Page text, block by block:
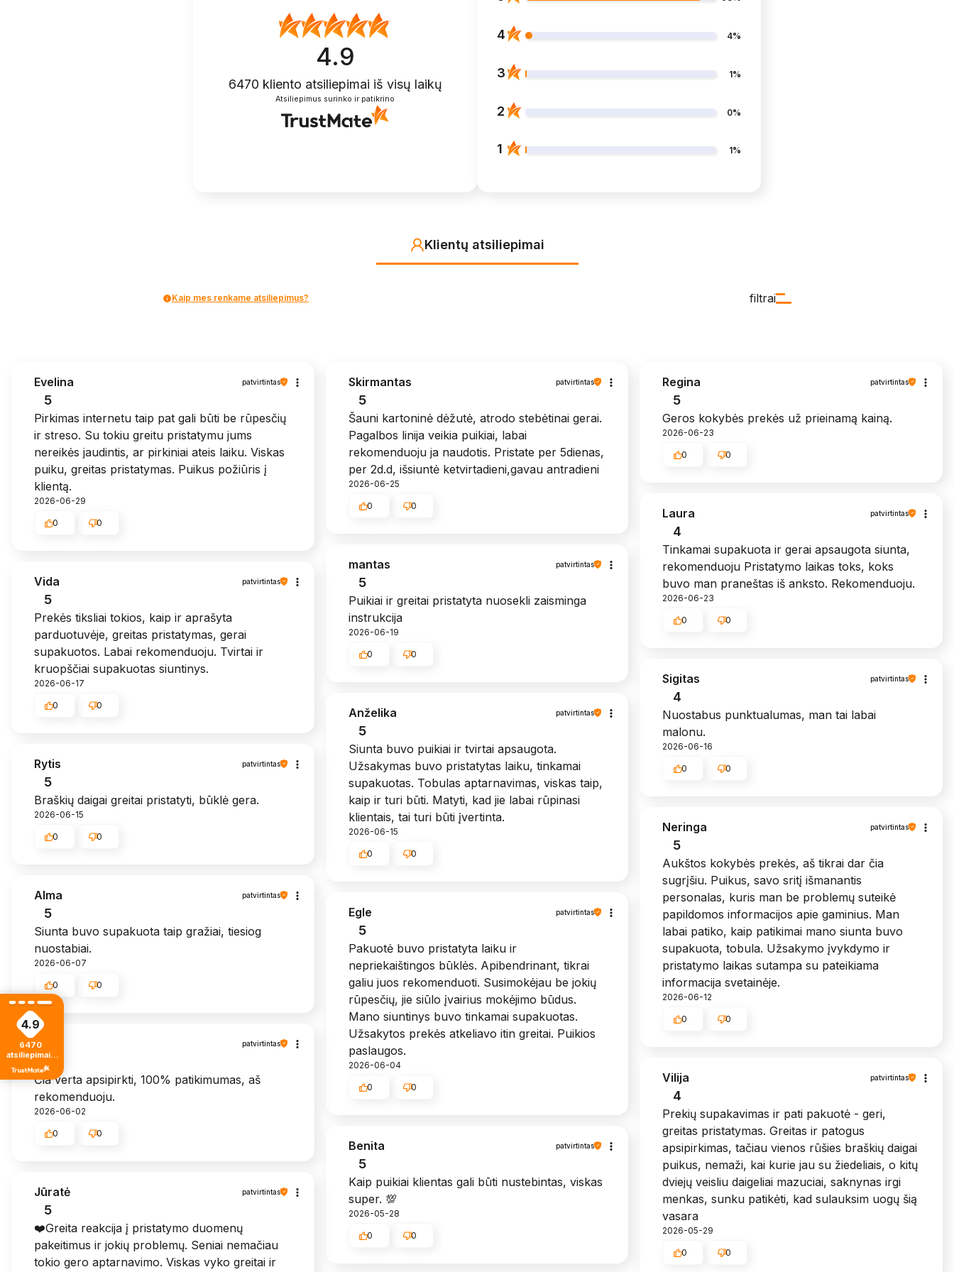
4.9
6470 kliento atsiliepimai iš visų laikų
Atsiliepimus surinko ir patikrino
4 4%
3 1%
2 0%
1 1%
Klientų atsiliepimai
filtrai
Kaip mes renkame atsiliepimus?
Evelina patvirtintas
5
Pirkimas internetu taip pat gali būti be rūpesčių
ir streso. Su tokiu greitu pristatymu jums
nereikės jaudintis, ar pirkiniai ateis laiku. Viskas
puiku, greitas pristatymas. Puikus požiūris į
klientą.
2026-06-29
0 0
Skirmantas patvirtintas
5
Šauni kartoninė dėžutė, atrodo stebėtinai gerai.
Pagalbos linija veikia puikiai, labai
rekomenduoju ja naudotis. Pristate per 5dienas,
per 2d.d, išsiuntė ketvirtadieni,gavau antradieni
2026-06-25
0 0
Regina patvirtintas
5
Geros kokybės prekės už prieinamą kainą.
2026-06-23
0 0
Laura patvirtintas
4
Tinkamai supakuota ir gerai apsaugota siunta,
rekomenduoju Pristatymo laikas toks, koks
buvo man praneštas iš anksto. Rekomenduoju.
2026-06-23
0 0
mantas patvirtintas
5
Puikiai ir greitai pristatyta nuosekli zaisminga
instrukcija
2026-06-19
0 0
Vida patvirtintas
5
Prekės tiksliai tokios, kaip ir aprašyta
parduotuvėje, greitas pristatymas, gerai
supakuotos. Labai rekomenduoju. Tvirtai ir
kruopščiai supakuotas siuntinys.
2026-06-17
0 0
Sigitas patvirtintas
4
Nuostabus punktualumas, man tai labai
malonu.
2026-06-16
0 0
Anželika patvirtintas
5
Siunta buvo puikiai ir tvirtai apsaugota.
Užsakymas buvo pristatytas laiku, tinkamai
supakuotas. Tobulas aptarnavimas, viskas taip,
kaip ir turi būti. Matyti, kad jie labai rūpinasi
klientais, tai turi būti įvertinta.
2026-06-15
0 0
Rytis patvirtintas
5
Braškių daigai greitai pristatyti, būklė gera.
2026-06-15
0 0
Neringa patvirtintas
5
Aukštos kokybės prekės, aš tikrai dar čia
sugrįšiu. Puikus, savo sritį išmanantis
personalas, kuris man be problemų suteikė
papildomos informacijos apie gaminius. Man
labai patiko, kaip patikimai mano siunta buvo
supakuota, tobula. Užsakymo įvykdymo ir
pristatymo laikas sutampa su pateikiama
informacija svetainėje.
2026-06-12
0 0
Alma patvirtintas
5
Siunta buvo supakuota taip gražiai, tiesiog
nuostabiai.
2026-06-07
0 0
Egle patvirtintas
5
Pakuotė buvo pristatyta laiku ir
nepriekaištingos būklės. Apibendrinant, tikrai
galiu juos rekomenduoti. Susimokėjau be jokių
rūpesčių, jie siūlo įvairius mokėjimo būdus.
Mano siuntinys buvo tinkamai supakuotas.
Užsakytos prekės atkeliavo itin greitai. Puikios
paslaugos.
2026-06-04
0 0
Zita patvirtintas
5
Čia verta apsipirkti, 100% patikimumas, aš
rekomenduoju.
2026-06-02
0 0
Vilija patvirtintas
4
Prekių supakavimas ir pati pakuotė - geri,
greitas pristatymas. Greitas ir patogus
apsipirkimas, tačiau vienos rūšies braškių daigai
puikus, nemaži, kai kurie jau su žiedeliais, o kitų
dviejų veisliu daigeliai mazuciai, saknynas irgi
menkas, sunku patikėti, kad sulauksim uogų šią
vasara
2026-05-29
0 0
Benita patvirtintas
5
Kaip puikiai klientas gali būti nustebintas, viskas
super. 💯
2026-05-28
0 0
Jūratė patvirtintas
5
❤️Greita reakcija į pristatymo duomenų
pakeitimus ir jokių problemų. Seniai nemačiau
tokio gero aptarnavimo. Viskas vyko greitai ir
4.9
6470
atsiliepimais
iš visų laikų